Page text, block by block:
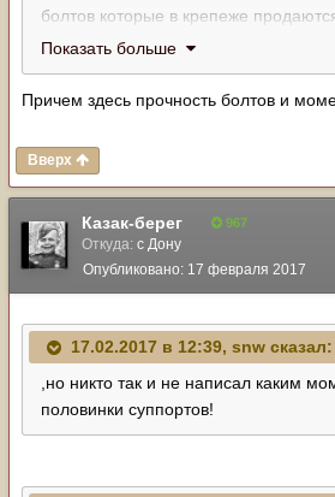
болтов которые в крепеже
http://www.pneumatictools.ru/site.aspx?
IID=2303924&SECTIONID=2303921
Показать больше
Причем здесь прочность болтов и
Вверх
Казак-берег 967
Откуда: с Дону
Опубликовано: 17 февраля 2017
17.02.2017 в 12:39, snw сказал:
,но никто так и не написал каким
половинки суппортов!